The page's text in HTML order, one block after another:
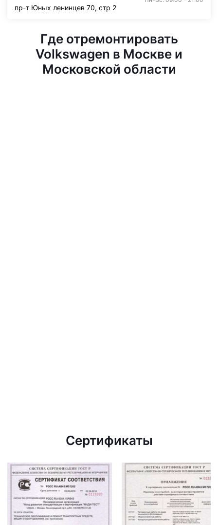
пр-т Юных ленинцев 70, стр 2
Где отремонтировать
Volkswagen в Москве и
Московской области
Сертификаты